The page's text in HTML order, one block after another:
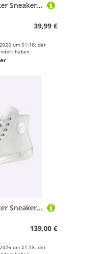
Andrea Conti Sneaker Sneaker Wechselfußbett
39,99 €
um 01:18; der
haben.
Andrea Conti Sneaker Sneaker Wechselfußbett
139,00 €
um 01:18; der